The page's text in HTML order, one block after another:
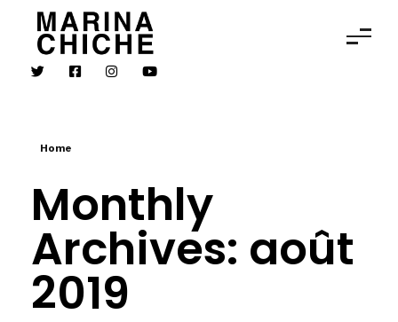
Violon
Home
Monthly
Archives: août
2019